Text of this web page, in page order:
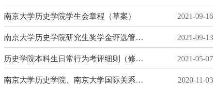
南京大学历史学院学生会章程（草案） 2021-09-16
南京大学历史学院研究生奖学金评选管理办法 2021-09-13
历史学院本科生日常行为考评细则（修订版） 2021-05-07
南京大学历史学院、南京大学国际关系研究院2021年博士研究生招生 “申请-考核制”办法 2020-11-03